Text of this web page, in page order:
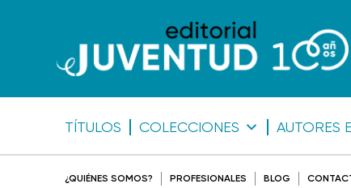
TÍTULOS COLECCIONES AUTORES
¿QUIÉNES SOMOS? PROFESIONALES BLOG